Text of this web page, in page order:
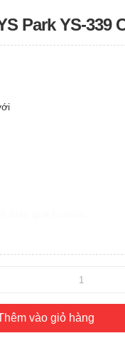
Park YS-339
vào giỏ hàng